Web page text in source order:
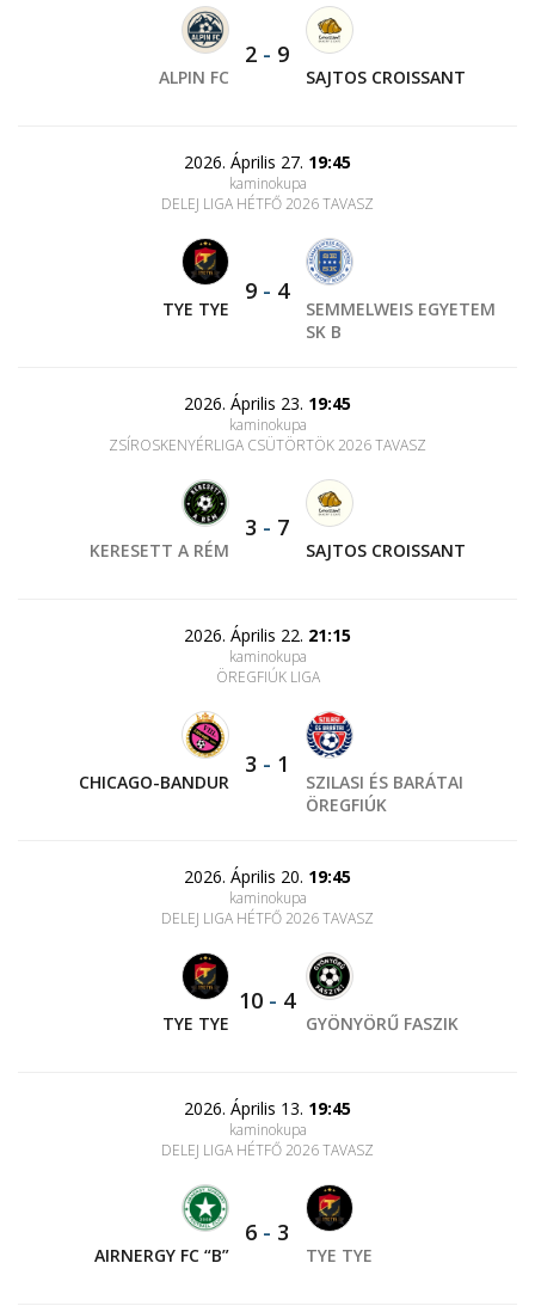
ALPIN FC
2 - 9
SAJTOS CROISSANT
2026. Április 27. 19:45
kaminokupa
DELEJ LIGA HÉTFŐ 2026 TAVASZ
TYE TYE
9 - 4
SEMMELWEIS EGYETEM
SK B
2026. Április 23. 19:45
kaminokupa
ZSÍROSKENYÉRLIGA CSÜTÖRTÖK 2026 TAVASZ
KERESETT A RÉM
3 - 7
SAJTOS CROISSANT
2026. Április 22. 21:15
kaminokupa
ÖREGFIÚK LIGA
CHICAGO-BANDUR
3 - 1
SZILASI ÉS BARÁTAI
ÖREGFIÚK
2026. Április 20. 19:45
kaminokupa
DELEJ LIGA HÉTFŐ 2026 TAVASZ
TYE TYE
10 - 4
GYÖNYÖRŰ FASZIK
2026. Április 13. 19:45
kaminokupa
DELEJ LIGA HÉTFŐ 2026 TAVASZ
AIRNERGY FC “B”
6 - 3
TYE TYE